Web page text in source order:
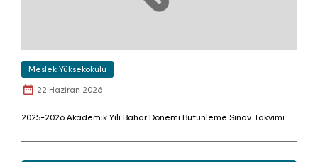
Meslek Yüksekokulu
22 Haziran 2026
2025-2026 Akademik Yılı Bahar Dönemi Bütünleme Sınav Takvimi